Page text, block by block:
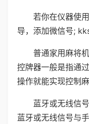
若你在仪器使
导，添加微信号;
普通家用麻将
控牌器一般是指通
操作就能实现控制
蓝牙或无线信
蓝牙或无线信号与